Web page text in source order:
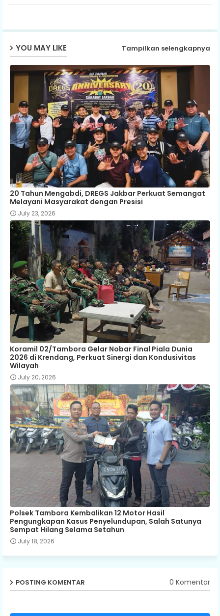
YOU MAY LIKE Tampilkan selengkapnya
20 Tahun Mengabdi, DREGS Jakbar Perkuat Semangat
Melayani Masyarakat dengan Presisi
July 23, 2026
Koramil 02/Tambora Gelar Nobar Final Piala Dunia
2026 di Krendang, Perkuat Sinergi dan Kondusivitas
Wilayah
July 20, 2026
Polsek Tambora Kembalikan 12 Motor Hasil
Pengungkapan Kasus Penyelundupan, Salah Satunya
Sempat Hilang Selama Setahun
July 18, 2026
POSTING KOMENTAR 0 Komentar